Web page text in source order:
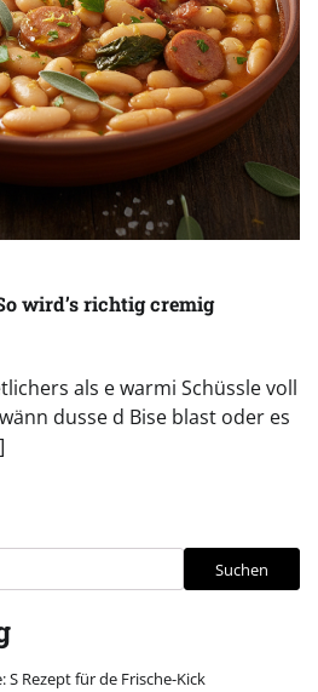
wird’s richtig cremig
als e warmi Schüssle voll
dusse d Bise blast oder es
Suchen
Rezept für de Frische-Kick